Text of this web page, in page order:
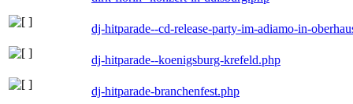
dj-hitparade--cd-release-party-im-adiamo-in-
dj-hitparade--koenigsburg-krefeld.php
dj-hitparade-branchenfest.php